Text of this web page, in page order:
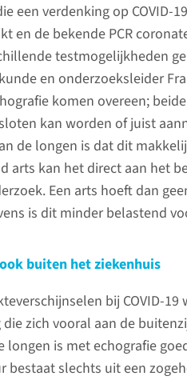
een verdenking op COVID-
en de bekende PCR
testmogelijkheden
en onderzoeksleider
komen overeen;
kan worden of juist
de longen is dat dit
arts kan het direct aan het
Een arts hoeft dan
is dit minder belastend
buiten het ziekenhuis
bij COVID-
zich vooral aan de
longen is met echografie
bestaat slechts uit een